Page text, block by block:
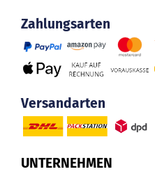
Zahlungsarten
Versandarten
UNTERNEHMEN